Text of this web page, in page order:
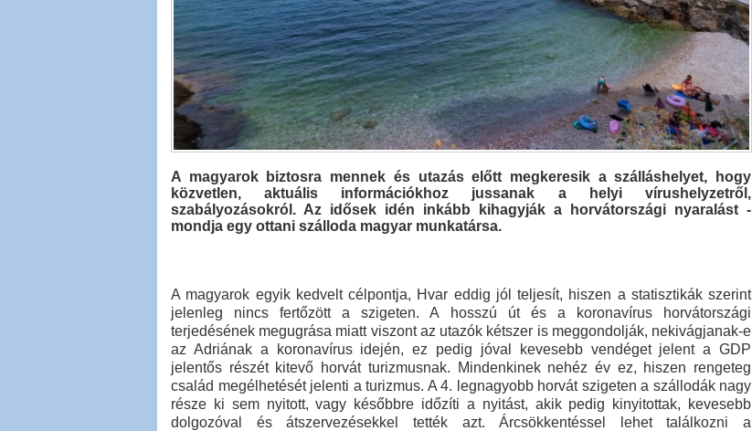
A magyarok biztosra mennek és utazás előtt megkeresik a szálláshelyet, hogy
közvetlen, aktuális információkhoz jussanak a helyi vírushelyzetről,
szabályozásokról. Az idősek idén inkább kihagyják a horvátországi nyaralást -
mondja egy ottani szálloda magyar munkatársa.
A magyarok egyik kedvelt célpontja, Hvar eddig jól teljesít, hiszen a statisztikák szerint
jelenleg nincs fertőzött a szigeten. A hosszú út és a koronavírus horvátországi
terjedésének megugrása miatt viszont az utazók kétszer is meggondolják, nekivágjanak-e
az Adriának a koronavírus idején, ez pedig jóval kevesebb vendéget jelent a GDP
jelentős részét kitevő horvát turizmusnak. Mindenkinek nehéz év ez, hiszen rengeteg
család megélhetését jelenti a turizmus. A 4. legnagyobb horvát szigeten a szállodák nagy
része ki sem nyitott, vagy későbbre időzíti a nyitást, akik pedig kinyitottak, kevesebb
dolgozóval és átszervezésekkel tették azt. Árcsökkentéssel lehet találkozni a